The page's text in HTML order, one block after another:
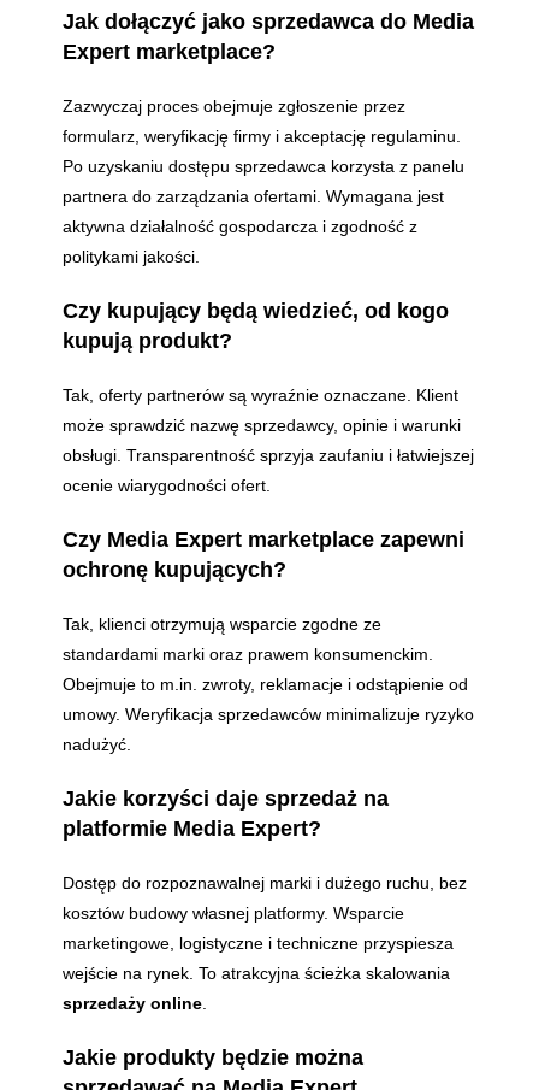
Jak dołączyć jako sprzedawca do Media
Expert marketplace?
Zazwyczaj proces obejmuje zgłoszenie przez
formularz, weryfikację firmy i akceptację regulaminu.
Po uzyskaniu dostępu sprzedawca korzysta z panelu
partnera do zarządzania ofertami. Wymagana jest
aktywna działalność gospodarcza i zgodność z
politykami jakości.
Czy kupujący będą wiedzieć, od kogo
kupują produkt?
Tak, oferty partnerów są wyraźnie oznaczane. Klient
może sprawdzić nazwę sprzedawcy, opinie i warunki
obsługi. Transparentność sprzyja zaufaniu i łatwiejszej
ocenie wiarygodności ofert.
Czy Media Expert marketplace zapewni
ochronę kupujących?
Tak, klienci otrzymują wsparcie zgodne ze
standardami marki oraz prawem konsumenckim.
Obejmuje to m.in. zwroty, reklamacje i odstąpienie od
umowy. Weryfikacja sprzedawców minimalizuje ryzyko
nadużyć.
Jakie korzyści daje sprzedaż na
platformie Media Expert?
Dostęp do rozpoznawalnej marki i dużego ruchu, bez
kosztów budowy własnej platformy. Wsparcie
marketingowe, logistyczne i techniczne przyspiesza
wejście na rynek. To atrakcyjna ścieżka skalowania
sprzedaży online
Jakie produkty będzie można